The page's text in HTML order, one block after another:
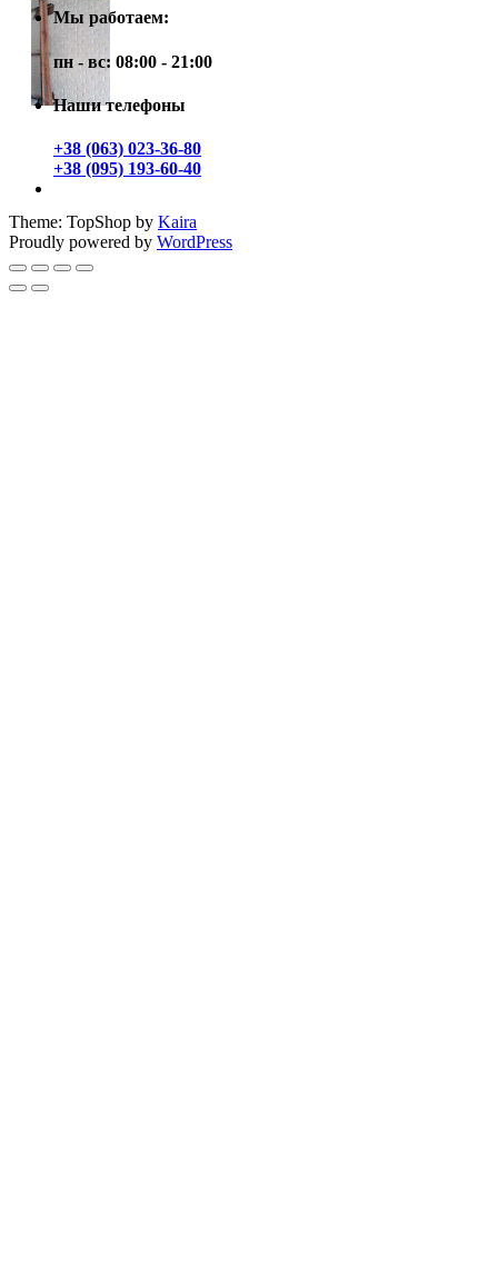
Мы работаем:
пн - вс: 08:00 - 21:00
Наши телефоны
+38 (063) 023-36-80
+38 (095) 193-60-40
Theme: TopShop by Kaira
Proudly powered by WordPress